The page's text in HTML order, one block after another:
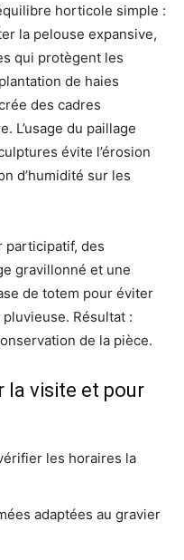
horticole simple :
la pelouse expansive,
qui protègent les
de haies
des cadres
L’usage du paillage
évite l’érosion
d’humidité sur les
participatif, des
gravillonné et une
de totem pour éviter
Résultat :
de la pièce.
la visite et pour
les horaires la
adaptées au gravier